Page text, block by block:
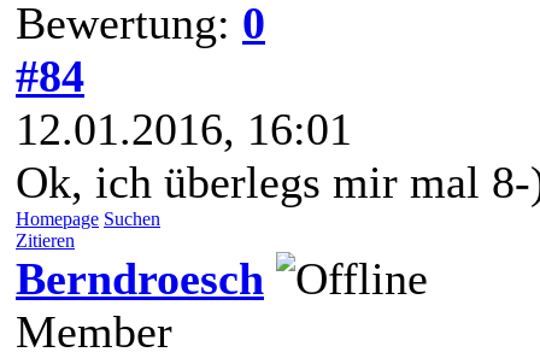
Bewertung: 0
#84
12.01.2016, 16:01
Ok, ich überlegs mir mal
Homepage Suchen
Zitieren
Berndroesch
Member